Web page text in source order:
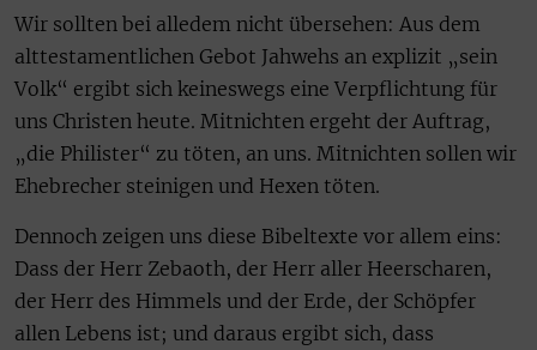
Wir sollten bei alledem nicht übersehen: Aus dem
alttestamentlichen Gebot Jahwehs an explizit „sein
Volk“ ergibt sich keineswegs eine Verpflichtung für
uns Christen heute. Mitnichten ergeht der Auftrag,
„die Philister“ zu töten, an uns. Mitnichten sollen wir
Ehebrecher steinigen und Hexen töten.
Dennoch zeigen uns diese Bibeltexte vor allem eins:
Dass der Herr Zebaoth, der Herr aller Heerscharen,
der Herr des Himmels und der Erde, der Schöpfer
allen Lebens ist; und daraus ergibt sich, dass